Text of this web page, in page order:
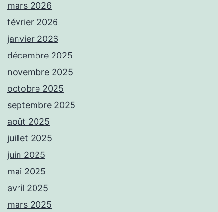
mars 2026
février 2026
janvier 2026
décembre 2025
novembre 2025
octobre 2025
septembre 2025
août 2025
juillet 2025
juin 2025
mai 2025
avril 2025
mars 2025